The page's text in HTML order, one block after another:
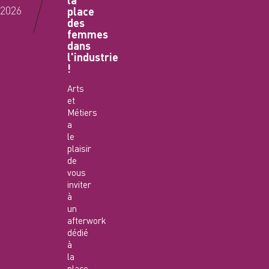
place
des
femmes
dans
l'industrie
!
2026
Arts
et
Métiers
a
le
plaisir
de
vous
inviter
à
un
afterwork
dédié
à
la